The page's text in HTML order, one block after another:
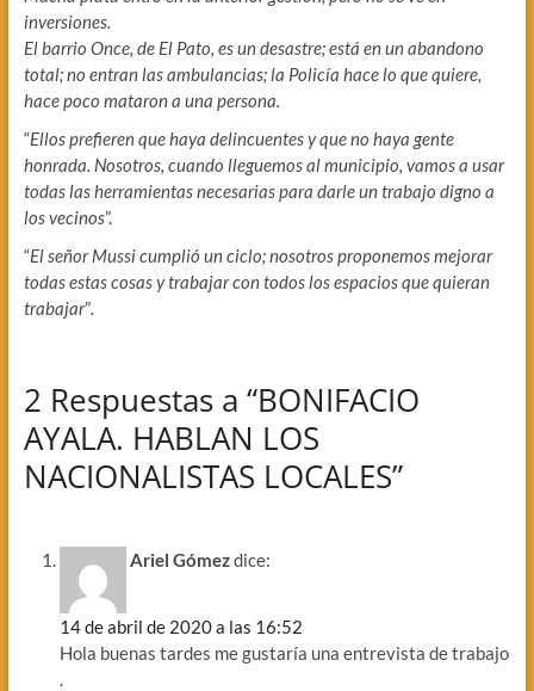
inversiones.
El barrio Once, de El Pato, es un desastre; está en un abandono
total; no entran las ambulancias; la Policía hace lo que quiere,
hace poco mataron a una persona.
“Ellos prefieren que haya delincuentes y que no haya gente
honrada. Nosotros, cuando lleguemos al municipio, vamos a usar
todas las herramientas necesarias para darle un trabajo digno a
los vecinos”.
“El señor Mussi cumplió un ciclo; nosotros proponemos mejorar
todas estas cosas y trabajar con todos los espacios que quieran
trabajar”.
2 Respuestas a “BONIFACIO
AYALA. HABLAN LOS
NACIONALISTAS LOCALES”
Ariel Gómezdice:
14 de abril de 2020 a las 16:52
Hola buenas tardes me gustaría una entrevista de trabajo